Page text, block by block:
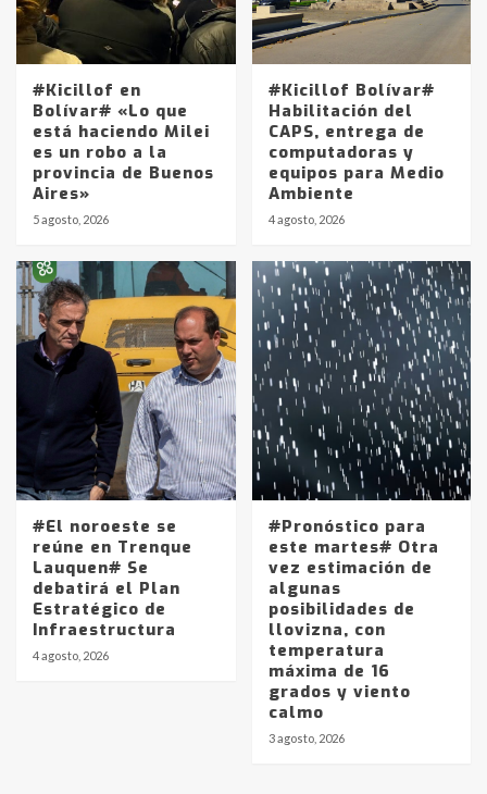
#Kicillof en
Bolívar# «Lo que
está haciendo Milei
es un robo a la
provincia de Buenos
Aires»
5 agosto, 2026
#Kicillof Bolívar#
Habilitación del
CAPS, entrega de
computadoras y
equipos para Medio
Ambiente
4 agosto, 2026
#El noroeste se
reúne en Trenque
Lauquen# Se
debatirá el Plan
Estratégico de
Infraestructura
4 agosto, 2026
#Pronóstico para
este martes# Otra
vez estimación de
algunas
posibilidades de
llovizna, con
temperatura
máxima de 16
grados y viento
calmo
3 agosto, 2026
Identidad de los adolescentes
pampeanos que fueron
protagonistas del fatal accidente
en la mañana del lunes
4
Accidente en Ruta 5: falleció un
joven de Trenque Lauquen
5
Los precios de los combustibles en
La Pampa, desde YPF hasta Axion
entre 857 a 1338 pesos
La Bolsa de Cereales de Bahía
Blanca anticipa que Agosto vendrá
con lluvias y heladas, en gran parte